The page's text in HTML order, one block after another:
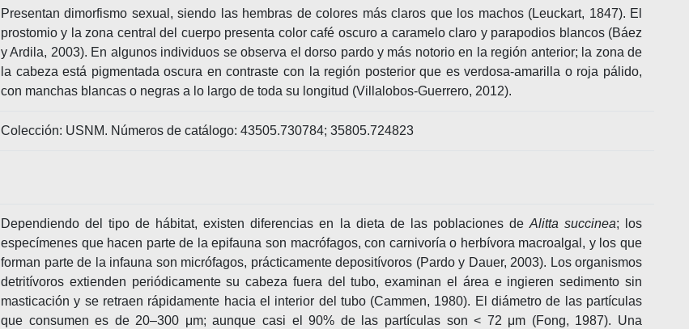
Presentan dimorfismo sexual, siendo las hembras de colores más claros que los machos (Leuckart, 1847). El
prostomio y la zona central del cuerpo presenta color café oscuro a caramelo claro y parapodios blancos (Báez
y Ardila, 2003). En algunos individuos se observa el dorso pardo y más notorio en la región anterior; la zona de
la cabeza está pigmentada oscura en contraste con la región posterior que es verdosa-amarilla o roja pálido,
con manchas blancas o negras a lo largo de toda su longitud (Villalobos-Guerrero, 2012).
Colección: USNM. Números de catálogo: 43505.730784; 35805.724823
Dependiendo del tipo de hábitat, existen diferencias en la dieta de las poblaciones de Alitta succinea; los
especímenes que hacen parte de la epifauna son macrófagos, con carnivoría o herbívora macroalgal, y los que
forman parte de la infauna son micrófagos, prácticamente depositívoros (Pardo y Dauer, 2003). Los organismos
detritívoros extienden periódicamente su cabeza fuera del tubo, examinan el área e ingieren sedimento sin
masticación y se retraen rápidamente hacia el interior del tubo (Cammen, 1980). El diámetro de las partículas
que consumen es de 20–300 μm; aunque casi el 90% de las partículas son < 72 μm (Fong, 1987). Una